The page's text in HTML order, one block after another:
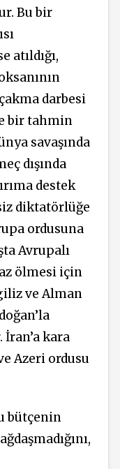
Bu bir
atıldığı,
darbesi
bir tahmin
savaşında
dışında
destek
diktatörlüğe
ordusuna
Avrupalı
ölmesi için
ve Alman
kara
Azeri ordusu
bütçenin